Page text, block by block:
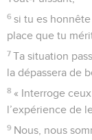
6 si tu es
place que tu
7 Ta situation
la dépassera de
8 « Interroge
l’expérience de
9 Nous, nous